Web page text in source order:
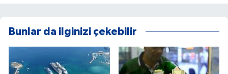
Bunlar da ilginizi çekebilir